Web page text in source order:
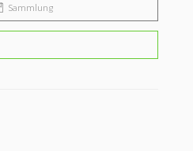
Sammlung